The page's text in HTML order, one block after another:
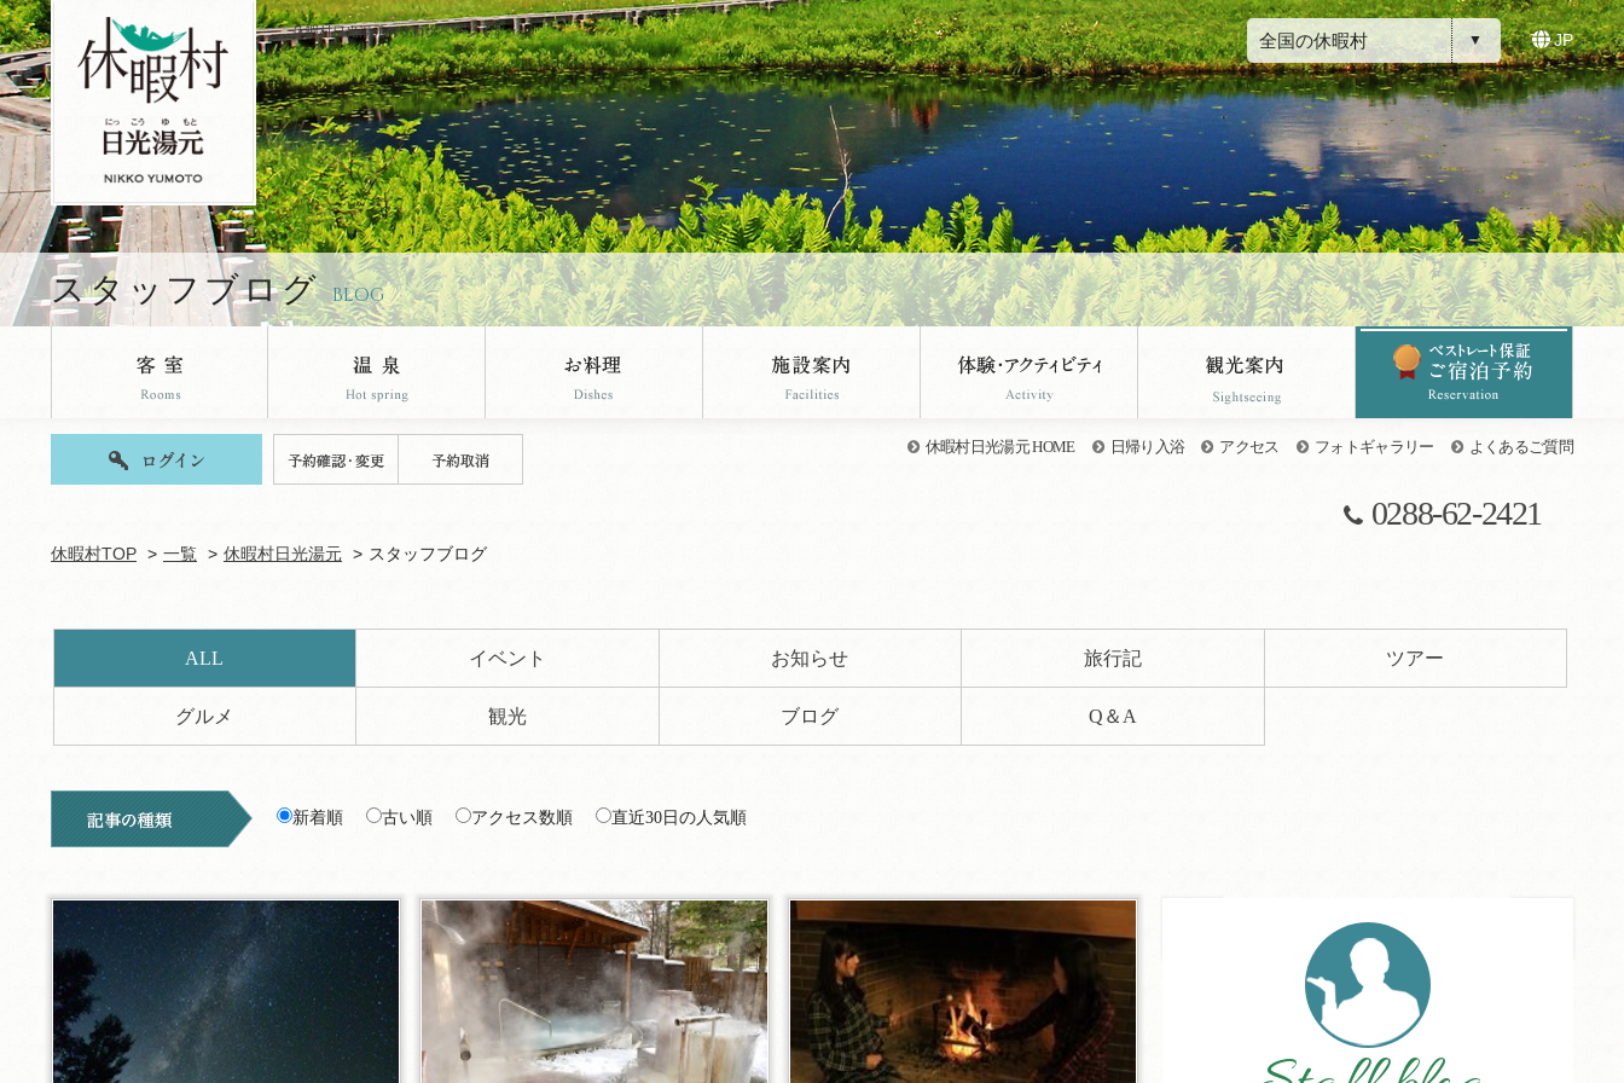
休暇村日光湯元のブログページです。 全国の休暇村 JP
スタッフブログ BLOG
休暇村日光湯元 HOME 日帰り入浴 アクセス フォトギャラリー よくあるご質問
0288-62-2421
休暇村TOP 一覧 休暇村日光湯元 スタッフブログ
ALL イベント お知らせ 旅行記 ツアー
グルメ 観光 ブログ Q＆A
新着順 古い順 アクセス数順 直近30日の人気順